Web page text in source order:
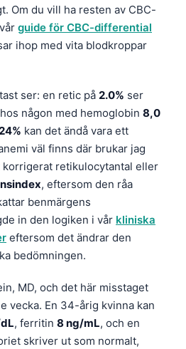
Om du vill ha resten av CBC-
guide för CBC-differential
ihop med vita blodkroppar
ser: en retic på 2.0% ser
någon med hemoglobin 8,0
kan det ändå vara ett
väl finns där brukar jag
retikulocytantal eller
, eftersom den råa
benmärgens
in den logiken i vår kliniska
eftersom det ändrar den
bedömningen.
MD, och det här misstaget
vecka. En 34-årig kvinna kan
, ferritin 8 ng/mL, och en
skriver ut som normalt,